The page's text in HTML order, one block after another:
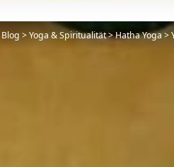
Blog >Yoga & Spiritualität>Hatha Yoga>